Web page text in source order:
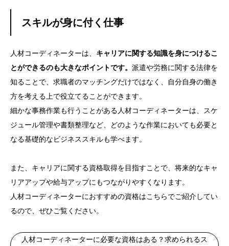
スキルが身に付く仕事
人材コーディネーターは、 キャリアに関する知識を身につけるこ
とができるのも大きなポイントです。 派遣や労務に関する法律を
知ることで、求職者のマッチングだけではなく、自分自身の働き
方を考える上で役立てることができます。
細かな事務作業も行うことがある人材コーディネーターは、スケ
ジュール管理や書類整理など、どのような作業においても必要と
なる基礎的なビジネススキルも学べます。
また、キャリアに関する資格取得を目指すことで、将来的なキャ
リアアップや給与アップにもつながりやすくなります。
人材コーディネーターにおすすめの資格はこちらでご紹介してい
るので、ぜひご覧ください。
人材コーディネーターに必要な資格はある？求められるス